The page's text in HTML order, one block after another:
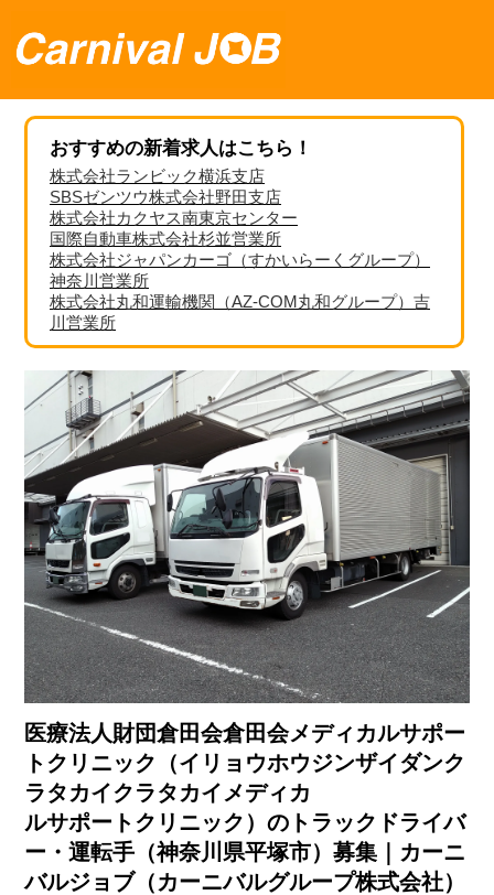
おすすめの新着求人はこちら！
株式会社ランビック横浜支店
SBSゼンツウ株式会社野田支店
株式会社カクヤス南東京センター
国際自動車株式会社杉並営業所
株式会社ジャパンカーゴ（すかいらーくグループ）
神奈川営業所
株式会社丸和運輸機関（AZ-COM丸和グループ）吉
川営業所
医療法人財団倉田会倉田会メディカルサポー
トクリニック（イリョウホウジンザイダンク
ラタカイクラタカイメディカ
ルサポートクリニック）のトラックドライバ
ー・運転手（神奈川県平塚市）募集｜カーニ
バルジョブ（カーニバルグループ株式会社）